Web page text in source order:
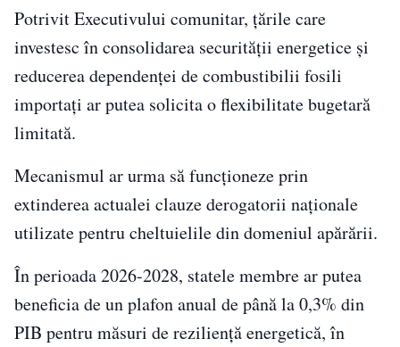
Potrivit Executivului comunitar, țările care
investesc în consolidarea securității energetice și
reducerea dependenței de combustibilii fosili
importați ar putea solicita o flexibilitate bugetară
limitată.
Mecanismul ar urma să funcționeze prin
extinderea actualei clauze derogatorii naționale
utilizate pentru cheltuielile din domeniul apărării.
În perioada 2026-2028, statele membre ar putea
beneficia de un plafon anual de până la 0,3% din
PIB pentru măsuri de reziliență energetică, în